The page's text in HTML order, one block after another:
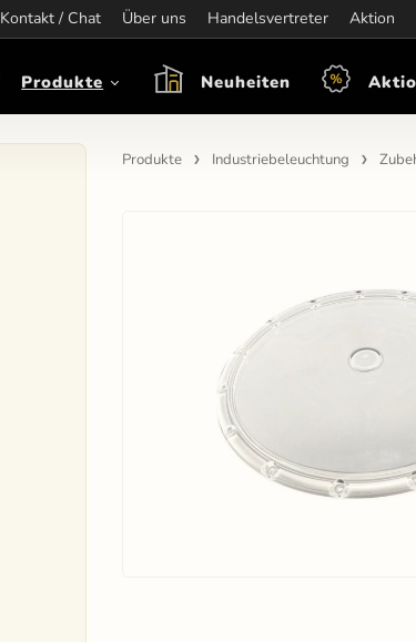
Kontakt / Chat Über uns Handelsvertreter Aktion
Kontakt: 00436606304010 Öffnungszeiten:Mon-Fre: 7:30 -
Produkte Neuheiten
Produkte Industriebeleuchtung